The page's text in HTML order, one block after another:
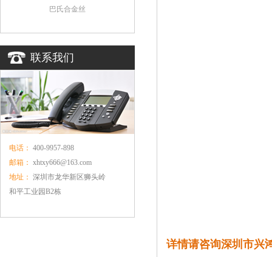
巴氏合金丝
联系我们
电话： 400-9957-898
邮箱： xhtxy666@163.com
地址： 深圳市龙华新区狮头岭
和平工业园B2栋
详情请咨询深圳市兴